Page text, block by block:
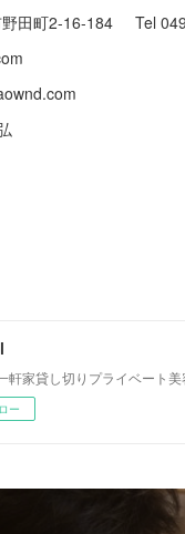
野田町2-16-184 Tel
軒家貸し切りプライベート
ー